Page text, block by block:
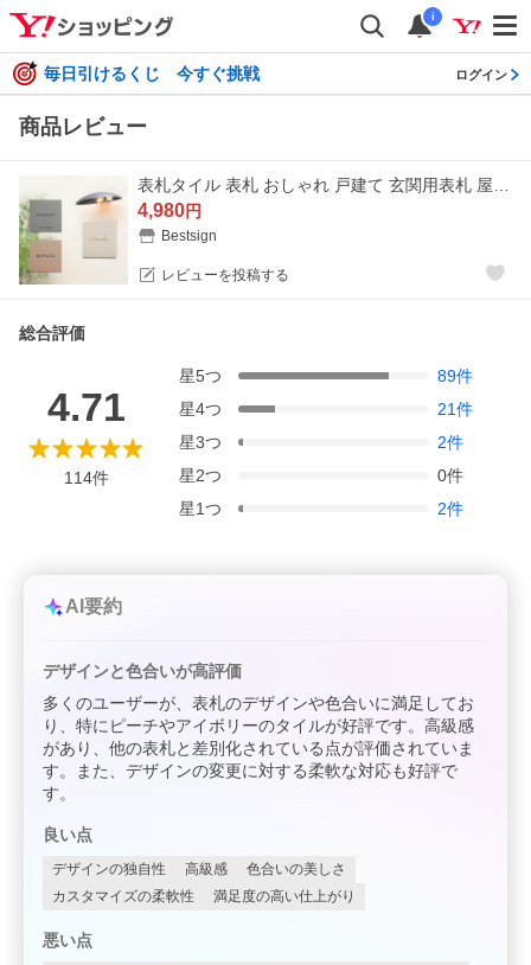
i
毎日引けるくじ 今すぐ挑戦 ログイン
商品レビュー
4,980円
Bestsign
レビューを投稿する
総合評価
4.71
114件
星5つ 89件
星4つ 21件
星3つ 2件
星2つ 0件
星1つ 2件
AI要約
デザインと色合いが高評価
多くのユーザーが、表札のデザインや色合いに満足してお
り、特にピーチやアイボリーのタイルが好評です。高級感
があり、他の表札と差別化されている点が評価されていま
す。また、デザインの変更に対する柔軟な対応も好評で
す。
良い点
デザインの独自性 高級感
色合いの美しさ
カスタマイズの柔軟性
満足度の高い仕上がり
悪い点